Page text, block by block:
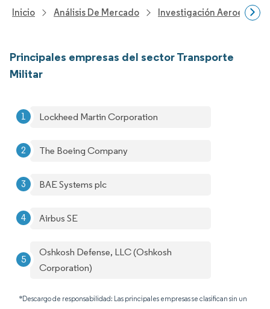
Inicio Análisis De Mercado Investigación
Principales empresas del sector Transporte
Militar
Lockheed Martin Corporation
The Boeing Company
BAE Systems plc
Airbus SE
Oshkosh Defense, LLC (Oshkosh
Corporation)
*Descargo de responsabilidad: Las principales empresas se clasifican sin un